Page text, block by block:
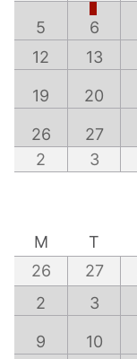
5 6
12
13
19 20
26 27
2
3
M
T
26
27
2
3
9 10